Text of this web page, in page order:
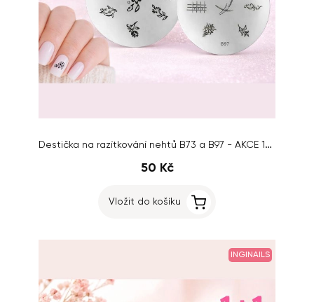
Destička na razítkování nehtů B73 a B97 - AKCE 1+1 ZDARMA
50 Kč
Vložit do košíku
INGINAILS